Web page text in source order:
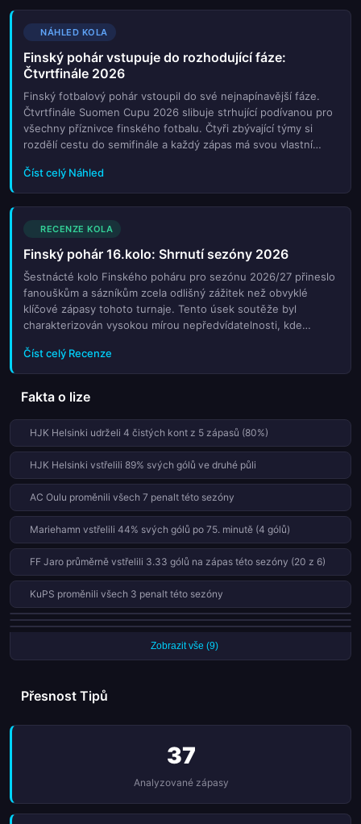
NÁHLED KOLA
Finský pohár vstupuje do rozhodující fáze:
Čtvrtfinále 2026
Finský fotbalový pohár vstoupil do své nejnapínavější fáze.
Čtvrtfinále Suomen Cupu 2026 slibuje strhující podívanou pro
všechny příznivce finského fotbalu. Čtyři zbývající týmy si
rozdělí cestu do semifinále a každý zápas má svou vlastní
Číst celý Náhled
RECENZE KOLA
Finský pohár 16.kolo: Shrnutí sezóny 2026
Šestnácté kolo Finského poháru pro sezónu 2026/27 přineslo
fanouškům a sázníkům zcela odlišný zážitek než obvyklé
klíčové zápasy tohoto turnaje. Tento úsek soutěže byl
charakterizován vysokou mírou nepředvídatelnosti, kde
divizí. Na hřištích se odehrála řada explozivních akcí, které
rozhodly o postupu dalších týmů do další fáze boje o trofej.
Zvláštní pozornost si zaslouží překvapivé výsledky, které
otřásly pořadím v tabulce a nabídly sázníkům vysoké kurzy. V
tomto shrnutí naleznete podrobný rozbor nejdůležitějších
duelů, statistiky střeleckých výkonů a klíčová momenta, která
definovala tento specifický úsek sezóny. Pro příznivce finské
kopané je toto období plné emocí a napětí, kdy každý bod má
svou cenu. Nahlédněte do detailního přehledu všech událostí,
které proběhly během tohoto důležitého týdne ve finšském
fotbalovém kalendáři a zjistěte, kdo se posunul dál.
Číst celý Recenze
Fakta o lize
HJK Helsinki udrželi 4 čistých kont z 5 zápasů (80%)
HJK Helsinki vstřelili 89% svých gólů ve druhé půli
AC Oulu proměnili všech 7 penalt této sezóny
Mariehamn vstřelili 44% svých gólů po 75. minutě (4 gólů)
FF Jaro průměrně vstřelili 3.33 gólů na zápas této sezóny (20 z 6)
KuPS proměnili všech 3 penalt této sezóny
FF Jaro neproměnili 2 z 7 penalt této sezóny (71% úspěšnost)
OLS vstřelili 30% svých gólů po 75. minutě (3 gólů)
Zobrazit vše (9)
Přesnost Tipů
37
Analyzované zápasy